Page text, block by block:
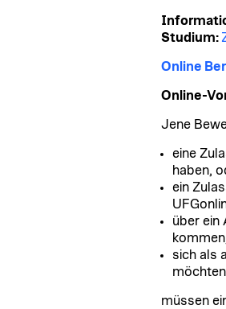
Studium:
Online
Online-
Jene
eine
haben,
ein
über ein
sich als
müssen